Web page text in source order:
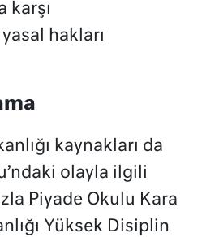
karşı
hakları
kaynakları da
olayla ilgili
Piyade Okulu Kara
Yüksek Disiplin